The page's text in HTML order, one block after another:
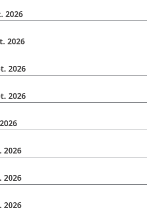
2026
2026
2026
2026
2026
2026
2026